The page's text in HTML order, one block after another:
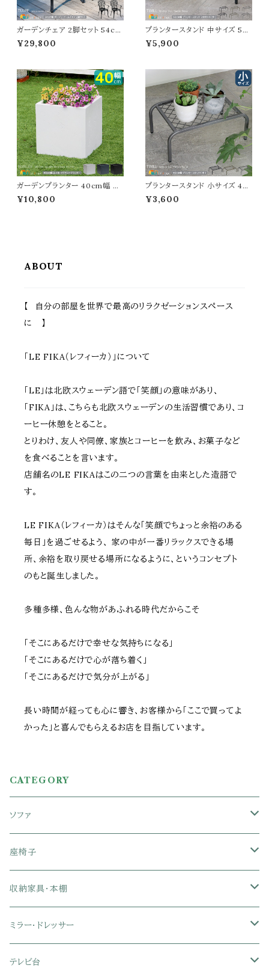
ガーデンチェア 2脚セット 54cm
幅 マットブラック アルミ製チェア
庭の椅子 アームチェア 肘掛け
物 庭 ベランダ バルコニー テラ
ス 庭のチェア アウトドアチェア
幅54cm 奥行57cm 高さ87.5c
m 座面高42cm 椅子
¥29,800
プランタースタンド 中サイズ 50
cm幅 同色2台セット グレー ゴ
ールド ブラック プランターラック
木鉢台 スチール製 花台 フラワ
ースタンド フラワーラック 通気性
排水性 湿気対策 幅50cm 奥行
25cm 高さ25.5cm
¥5,900
ガーデンプランター 40cm幅 正
方形 ブラック グレー ホワイト 黒
灰色 白 四角形 プランター コン
¥10,800
プランタースタンド 小サイズ 40
cm幅 1台単品 ブラック グレー
ゴールド 鉢植え台 植木鉢台 プ
¥3,600
ABOUT
【 自分の部屋を世界で最高のリラクゼーションスペース
に 】
「LE FIKA（レフィーカ）」について
「LE」は北欧スウェーデン語で「笑顔」の意味があり、
「FIKA」は、こちらも北欧スウェーデンの生活習慣であり、コ
ーヒー休憩をとること。
とりわけ、友人や同僚、家族とコーヒーを飲み、お菓子など
を食べることを言います。
店舗名のLE FIKAはこの二つの言葉を由来とした造語で
す。
LE FIKA（レフィーカ）はそんな「笑顔でちょっと余裕のある
毎日」を過ごせるよう、 家の中が一番リラックスできる場
所、余裕を取り戻せる場所になるように、というコンセプト
のもと誕生しました。
多種多様、色んな物があふれる時代だからこそ
「そこにあるだけで幸せな気持ちになる」
「そこにあるだけで心が落ち着く」
「そこにあるだけで気分が上がる」
長い時間が経っても心に響き、お客様から「ここで買ってよ
かった」と喜んでもらえるお店を目指しています。
CATEGORY
ソファ
1人掛けソファ
2人掛けソファ
3人掛けソファ
フロアソファ・ローソファ
座椅子
1人掛け座椅子
2人掛け座椅子
リクライニング座椅子
収納家具・本棚
カラーボックス
本棚・書棚
ミラー・ドレッサー
ドレッサー・鏡台
テレビ台